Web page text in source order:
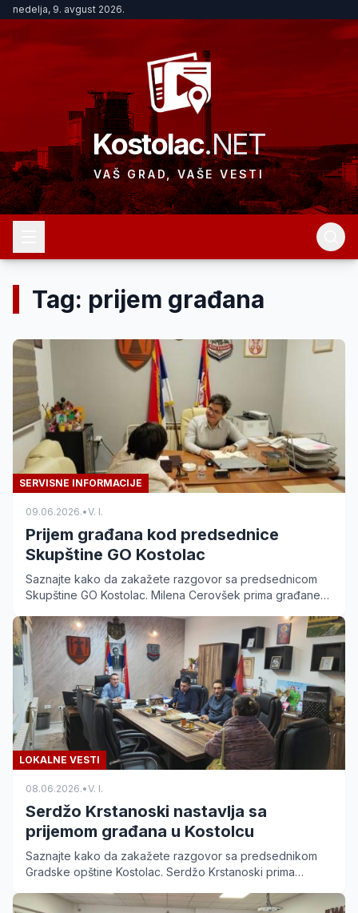
nedelja, 9. avgust 2026.
Kostolac.NET
VAŠ GRAD, VAŠE VESTI
Tag: prijem građana
SERVISNE INFORMACIJE
09.06.2026.•V. I.
Prijem građana kod predsednice
Skupštine GO Kostolac
Saznajte kako da zakažete razgovor sa predsednicom
Skupštine GO Kostolac. Milena Cerovšek prima građane
LOKALNE VESTI
08.06.2026.•V. I.
Serdžo Krstanoski nastavlja sa
prijemom građana u Kostolcu
Saznajte kako da zakažete razgovor sa predsednikom
Gradske opštine Kostolac. Serdžo Krstanoski prima